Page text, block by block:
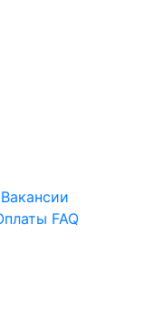
Вакансии
FAQ